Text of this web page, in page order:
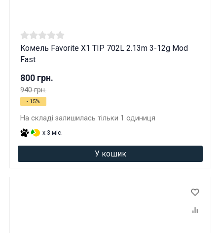
Комель Favorite X1 TIP 702L 2.13m 3-12g Mod
Fast
800 грн.
940 грн.
- 15%
На складі залишилась тільки 1 одиниця
x 3 міс.
У кошик